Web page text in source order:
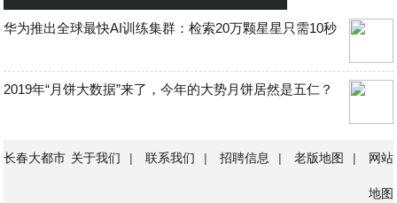
华为推出全球最快AI训练集群：检索20万颗星星只需10秒
2019年“月饼大数据”来了，今年的大势月饼居然是五仁？
长春大都市 关于我们 | 联系我们 | 招聘信息 | 老版地图 | 网站
地图